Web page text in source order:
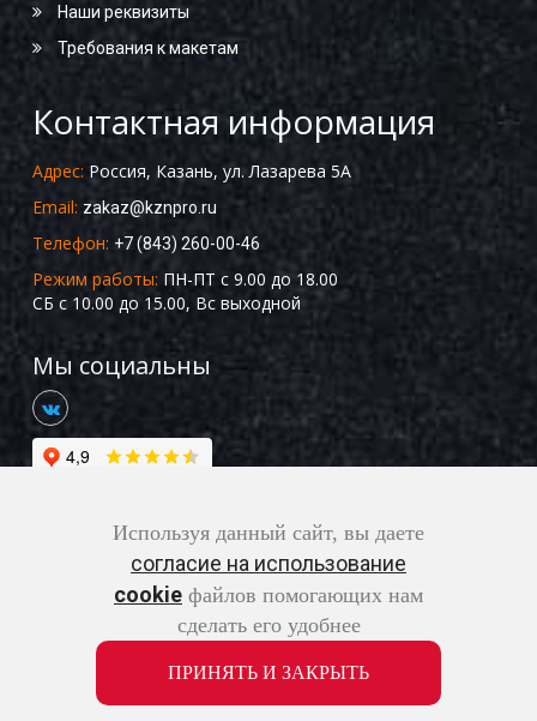
Наши реквизиты
Требования к макетам
Контактная информация
Адрес: Россия, Казань, ул. Лазарева 5А
Email: zakaz@kznpro.ru
Телефон: +7 (843) 260-00-46
Режим работы: ПН-ПТ с 9.00 до 18.00
СБ с 10.00 до 15.00, Вс выходной
Мы социальны
Copyright ©2026 Все права защищены |
иSEO-продвижение сайтов-
Используя данный сайт, вы даете
согласие на использование
cookie файлов помогающих нам
сделать его удобнее
ПРИНЯТЬ И ЗАКРЫТЬ